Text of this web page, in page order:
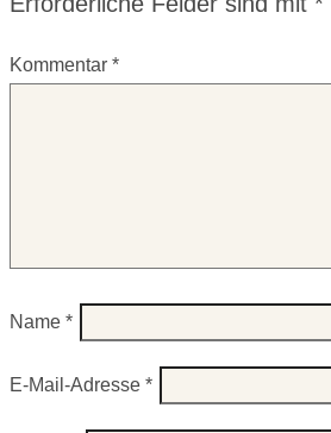
Kommentar *
Name *
E-Mail-Adresse *